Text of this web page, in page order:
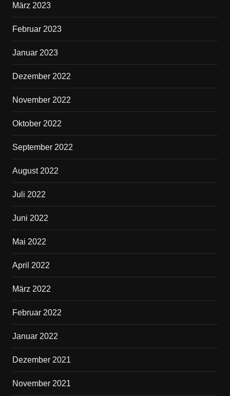
März 2023
Februar 2023
Januar 2023
Dezember 2022
November 2022
Oktober 2022
September 2022
August 2022
Juli 2022
Juni 2022
Mai 2022
April 2022
März 2022
Februar 2022
Januar 2022
Dezember 2021
November 2021